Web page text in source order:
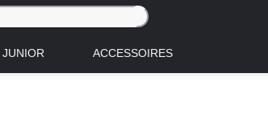
JUNIOR ACCESSOIRES